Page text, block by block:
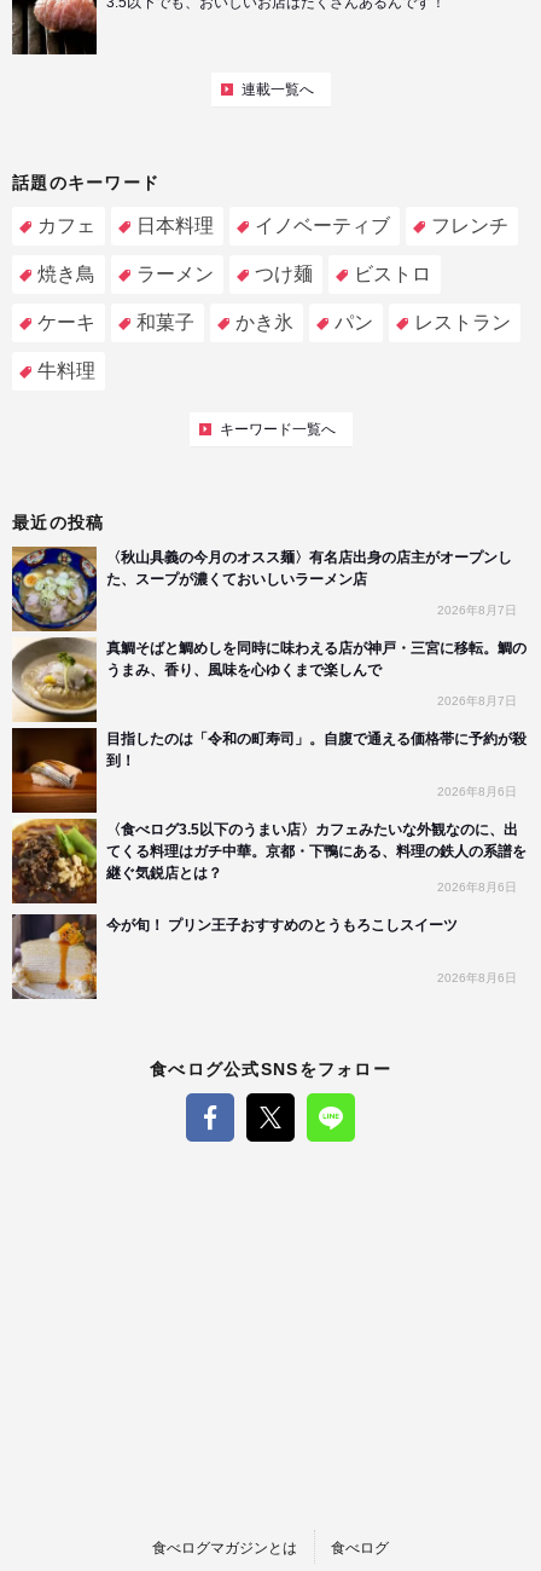
連載一覧へ
話題のキーワード
カフェ 日本料理 イノベーティブ フレンチ
焼き鳥 ラーメン つけ麺 ビストロ
ケーキ 和菓子 かき氷 パン レストラン
牛料理
キーワード一覧へ
最近の投稿
〈秋山具義の今月のオスス麺〉有名店出身の店主がオープンし
た、スープが濃くておいしいラーメン店
2026年8月7日
真鯛そばと鯛めしを同時に味わえる店が神戸・三宮に移転。鯛の
うまみ、香り、風味を心ゆくまで楽しんで
2026年8月7日
目指したのは「令和の町寿司」。自腹で通える価格帯に予約が殺
到！
2026年8月6日
〈食べログ3.5以下のうまい店〉カフェみたいな外観なのに、出
てくる料理はガチ中華。京都・下鴨にある、料理の鉄人の系譜を
継ぐ気鋭店とは？
2026年8月6日
今が旬！ プリン王子おすすめのとうもろこしスイーツ
2026年8月6日
食べログ公式SNSをフォロー
食べログマガジンとは 食べログ